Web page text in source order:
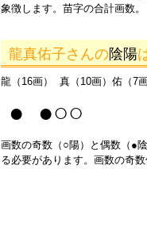
象徴します。苗字の合計画数。
龍真佑子さんの陰陽
龍（16画） 真（10画）佑（7画
● ●○○
画数の奇数（○陽）と偶数（●
る必要があります。画数の奇数